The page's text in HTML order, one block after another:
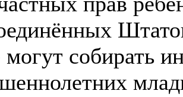
могут собирать